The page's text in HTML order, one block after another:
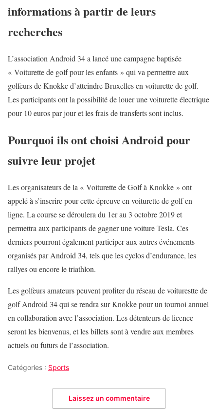
informations à partir de leurs
recherches
L’association Android 34 a lancé une campagne baptisée
« Voiturette de golf pour les enfants » qui va permettre aux
golfeurs de Knokke d’atteindre Bruxelles en voiturette de golf.
Les participants ont la possibilité de louer une voiturette électrique
pour 10 euros par jour et les frais de transferts sont inclus.
Pourquoi ils ont choisi Android pour
suivre leur projet
Les organisateurs de la « Voiturette de Golf à Knokke » ont
appelé à s’inscrire pour cette épreuve en voiturette de golf en
ligne. La course se déroulera du 1er au 3 octobre 2019 et
permettra aux participants de gagner une voiture Tesla. Ces
derniers pourront également participer aux autres événements
organisés par Android 34, tels que les cyclos d’endurance, les
rallyes ou encore le triathlon.
Les golfeurs amateurs peuvent profiter du réseau de voiturestte de
golf Android 34 qui se rendra sur Knokke pour un tournoi annuel
en collaboration avec l’association. Les détenteurs de licence
seront les bienvenus, et les billets sont à vendre aux membres
actuels ou futurs de l’association.
Catégories : Sports
Laissez un commentaire